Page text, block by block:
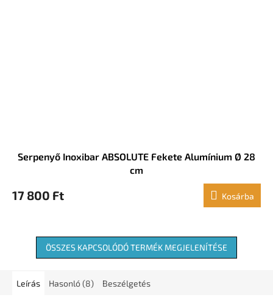
Serpenyő Inoxibar ABSOLUTE Fekete Alumínium Ø 28
cm
17 800 Ft Kosárba
ÖSSZES KAPCSOLÓDÓ TERMÉK MEGJELENÍTÉSE
Leírás Hasonló (8) Beszélgetés